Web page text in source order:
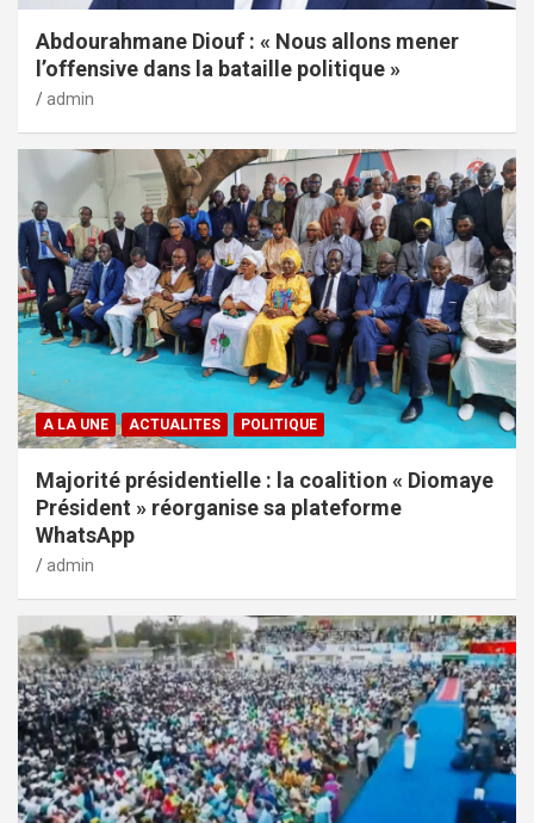
Abdourahmane Diouf : « Nous allons mener
l’offensive dans la bataille politique »
admin
A LA UNE ACTUALITES POLITIQUE
Majorité présidentielle : la coalition « Diomaye
Président » réorganise sa plateforme
WhatsApp
admin